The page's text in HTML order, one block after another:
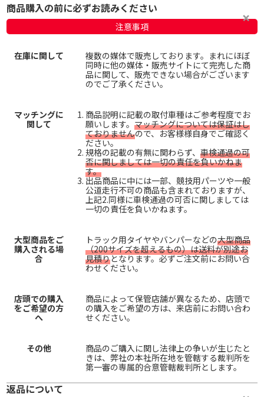
商品購入の前に必ずお読みください
注意事項
在庫に関して
複数の媒体で販売しております。まれにほぼ
同時に他の媒体・販売サイトにて完売した商
品に関して、販売できない場合がございます
のでご了承ください。
マッチングに
関して
商品説明に記載の取付車種はご参考程度でお
願いします。 マッチングについては保証はし
ておりませんので、お客様様自身でご確認く
ださい。
規格の記載の有無に関わらず、 車検通過の可
否に関しましては一切の責任を負いかねま
す。
出品商品に中には一部、競技用パーツや一般
公道走行不可の商品も含まれておりますが、
上記2.同様に車検通過の可否に関しましては
一切の責任を負いかねます。
大型商品をご
購入される場
合
トラック用タイヤやバンパーなどの大型商品
（200サイズを超えるもの）は送料が別途お
見積りとなります。必ずご注文前にお問い合
わせください。
店頭での購入
をご希望の方
へ
商品によって保管店舗が異なるため、店頭で
の購入をご希望の方は、来店前にお問い合わ
せください。
その他
商品のご購入に関し法律上の争いが生じたと
きは、弊社の本社所在地を管轄する裁判所を
第一審の専属的合意管轄裁判所とします。
返品について